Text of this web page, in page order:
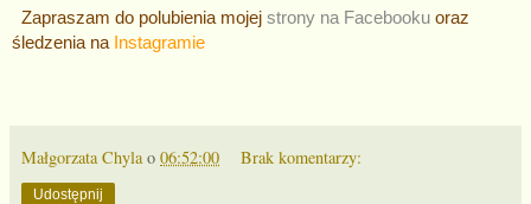
Zapraszam do polubienia mojej strony na Facebooku oraz
śledzenia na Instagramie
Małgorzata Chyla o 06:52:00 Brak komentarzy:
Udostępnij